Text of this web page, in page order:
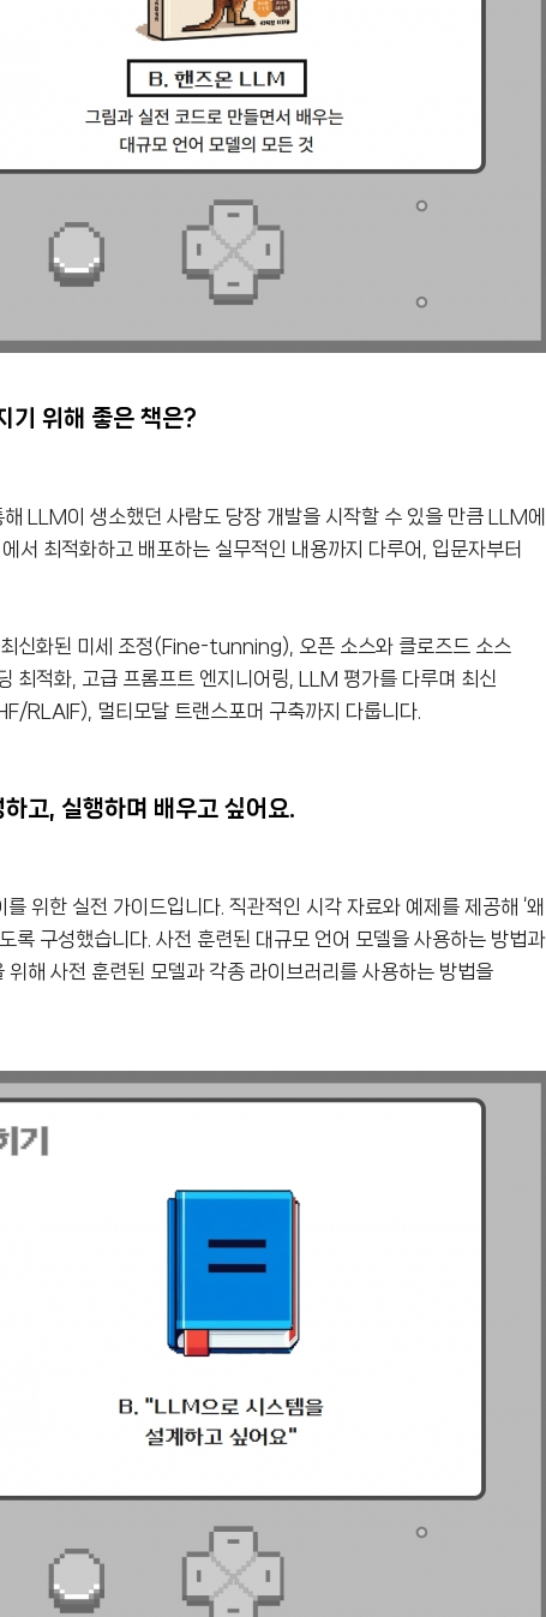
기 위해 좋은 책은?
LLM이 생소했던 사람도 당장 개발을 시작할 수 있을 만큼 LLM에
서 최적화하고 배포하는 실무적인 내용까지 다루어, 입문자부터
신화된 미세 조정(Fine-tunning), 오픈 소스와 클로즈드 소스
최적화, 고급 프롬프트 엔지니어링, LLM 평가를 다루며 최신
RLAIF), 멀티모달 트랜스포머 구축까지 다룹니다.
고, 실행하며 배우고 싶어요.
위한 실전 가이드입니다. 직관적인 시각 자료와 예제를 제공해 ‘왜
록 구성했습니다. 사전 훈련된 대규모 언어 모델을 사용하는 방법과
해 사전 훈련된 모델과 각종 라이브러리를 사용하는 방법을